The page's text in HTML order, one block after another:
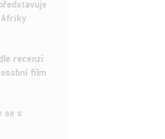
Afriky
recenzí
film
se s